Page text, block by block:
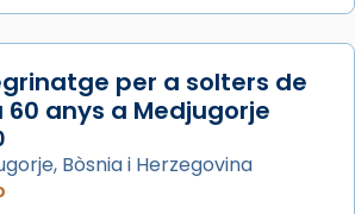
27 de juliol, ha tingut lloc la
gràcies en agraïment al
de la visita apostòlica
XIV a Barcelona, i als
a la Catedral de Barcelona.
per a solters de
60 anys a Medjugorje
Bòsnia i Herzegovina